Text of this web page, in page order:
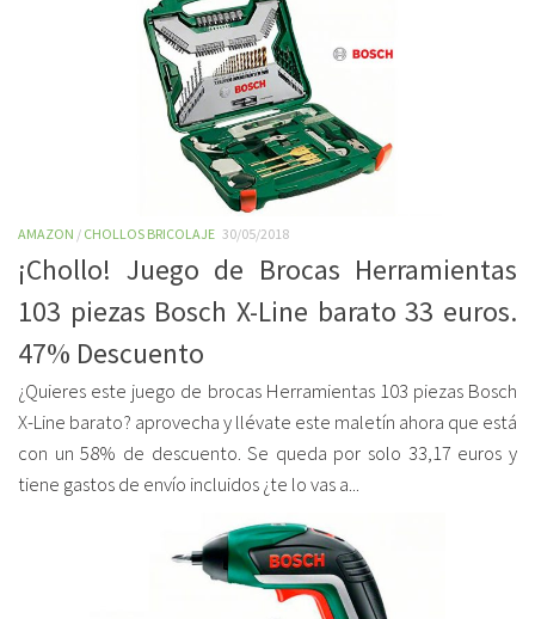
AMAZON / CHOLLOS BRICOLAJE 30/05/2018
¡Chollo! Juego de Brocas Herramientas
103 piezas Bosch X-Line barato 33 euros.
47% Descuento
¿Quieres este juego de brocas Herramientas 103 piezas Bosch
X-Line barato? aprovecha y llévate este maletín ahora que está
con un 58% de descuento. Se queda por solo 33,17 euros y
tiene gastos de envío incluidos ¿te lo vas a...